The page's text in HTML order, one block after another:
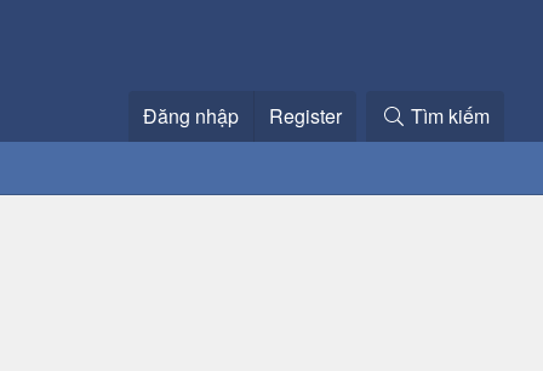
Đăng nhập Register Tìm kiếm